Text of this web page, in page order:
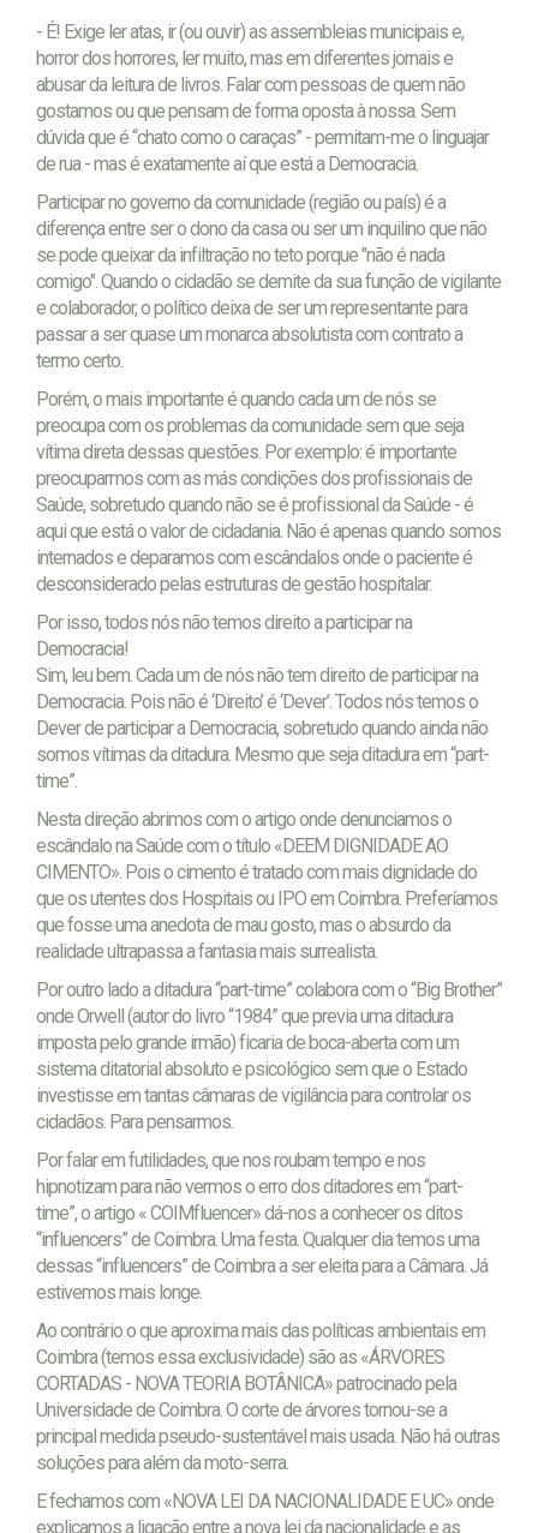
- É! Exige ler atas, ir (ou ouvir) as assembleias municipais e,
horror dos horrores, ler muito, mas em diferentes jornais e
abusar da leitura de livros. Falar com pessoas de quem não
gostamos ou que pensam de forma oposta à nossa. Sem
dúvida que é “chato como o caraças” - permitam-me o linguajar
de rua - mas é exatamente aí que está a Democracia.
Participar no governo da comunidade (região ou país) é a
diferença entre ser o dono da casa ou ser um inquilino que não
se pode queixar da infiltração no teto porque "não é nada
comigo". Quando o cidadão se demite da sua função de vigilante
e colaborador, o político deixa de ser um representante para
passar a ser quase um monarca absolutista com contrato a
termo certo.
Porém, o mais importante é quando cada um de nós se
preocupa com os problemas da comunidade sem que seja
vítima direta dessas questões. Por exemplo: é importante
preocuparmos com as más condições dos profissionais de
Saúde, sobretudo quando não se é profissional da Saúde - é
aqui que está o valor de cidadania. Não é apenas quando somos
internados e deparamos com escândalos onde o paciente é
desconsiderado pelas estruturas de gestão hospitalar.
Por isso, todos nós não temos direito a participar na
Democracia!
Sim, leu bem. Cada um de nós não tem direito de participar na
Democracia. Pois não é ‘Direito’ é ‘Dever’. Todos nós temos o
Dever de participar a Democracia, sobretudo quando ainda não
somos vítimas da ditadura. Mesmo que seja ditadura em “part-
time”.
Nesta direção abrimos com o artigo onde denunciamos o
escândalo na Saúde com o título «DEEM DIGNIDADE AO
CIMENTO». Pois o cimento é tratado com mais dignidade do
que os utentes dos Hospitais ou IPO em Coimbra. Preferíamos
que fosse uma anedota de mau gosto, mas o absurdo da
realidade ultrapassa a fantasia mais surrealista.
Por outro lado a ditadura “part-time” colabora com o “Big Brother”
onde Orwell (autor do livro “1984” que previa uma ditadura
imposta pelo grande irmão) ficaria de boca-aberta com um
sistema ditatorial absoluto e psicológico sem que o Estado
investisse em tantas câmaras de vigilância para controlar os
cidadãos. Para pensarmos.
Por falar em futilidades, que nos roubam tempo e nos
hipnotizam para não vermos o erro dos ditadores em “part-
time”, o artigo « COIMfluencer» dá-nos a conhecer os ditos
“influencers” de Coimbra. Uma festa. Qualquer dia temos uma
dessas “influencers” de Coimbra a ser eleita para a Câmara. Já
estivemos mais longe.
Ao contrário o que aproxima mais das políticas ambientais em
Coimbra (temos essa exclusividade) são as «ÁRVORES
CORTADAS - NOVA TEORIA BOTÂNICA» patrocinado pela
Universidade de Coimbra. O corte de árvores tornou-se a
principal medida pseudo-sustentável mais usada. Não há outras
soluções para além da moto-serra.
E fechamos com «NOVA LEI DA NACIONALIDADE E UC» onde
explicamos a ligação entre a nova lei da nacionalidade e as